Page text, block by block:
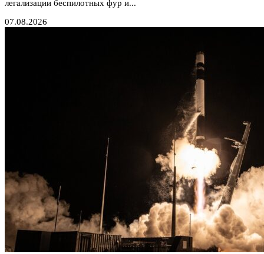
легализации беспилотных фур и...
07.08.2026